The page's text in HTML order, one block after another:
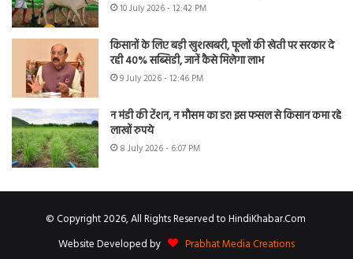
10 July 2026 - 12:42 PM
किसानों के लिए बड़ी खुशखबरी, फूलों की खेती पर सरकार दे
रही 40% सब्सिडी, जानें कैसे मिलेगा लाभ
9 July 2026 - 12:46 PM
न मंडी की टेंशन, न मौसम का डर! इस फसल से किसान कमा रहे
लाखों रुपये
8 July 2026 - 6:07 PM
© Copyright 2026, All Rights Reserved to HindiKhabar.Com
Website Developed by
Prabhat Media Creations